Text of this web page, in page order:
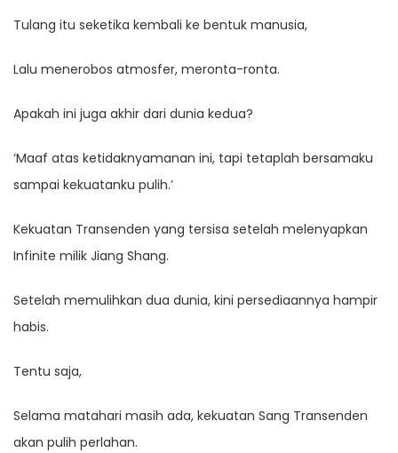
Tulang itu seketika kembali ke bentuk manusia,
Lalu menerobos atmosfer, meronta-ronta.
Apakah ini juga akhir dari dunia kedua?
‘Maaf atas ketidaknyamanan ini, tapi tetaplah bersamaku
sampai kekuatanku pulih.’
Kekuatan Transenden yang tersisa setelah melenyapkan
Infinite milik Jiang Shang.
Setelah memulihkan dua dunia, kini persediaannya hampir
habis.
Tentu saja,
Selama matahari masih ada, kekuatan Sang Transenden
akan pulih perlahan.